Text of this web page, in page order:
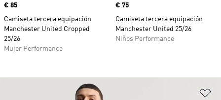
Precio
€ 85
Camiseta tercera equipación
Manchester United Cropped
25/26
Mujer Performance
Precio
€ 75
Camiseta tercera equipación
Manchester United 25/26
Niños Performance